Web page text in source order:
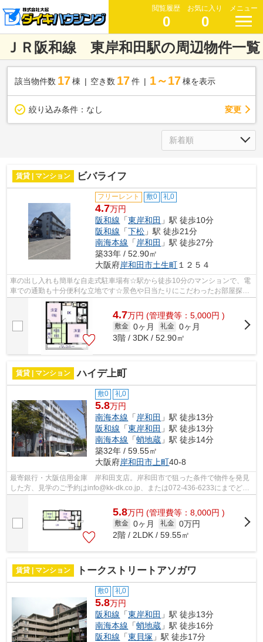
閲覧履歴
0
お気に入り
0
メニュー
ＪＲ阪和線 東岸和田駅の周辺物件一覧
該当物件数 17棟 空き数 17 件 1～17 棟を表示
絞り込み条件： なし 変更
賃貸 | マンション ビバライフ
フリーレント 敷0 礼0
4.7万円
阪和線 「東岸和田 」駅 徒歩10分
阪和線 「下松 」駅 徒歩21分
南海本線 「岸和田 」駅 徒歩27分
築33年 / 52.90㎡
大阪府岸和田市土生町１２５４
車の出し入れも簡単な自走式駐車場有☆駅から徒歩10分のマンションで、電
車での通勤も十分便利な立地です☆景色や日当たりにこだわったお部屋探し
をしている方にオススメの物件を提供し...
4.7万円 (管理費等：5,000円 )
敷金 0ヶ月 礼金 0ヶ月
3階 / 3DK / 52.90㎡
賃貸 | マンション ハイデ上町
敷0 礼0
5.8万円
南海本線 「 岸和田 」駅 徒歩13分
阪和線 「東岸和田 」駅 徒歩13分
南海本線 「蛸地蔵 」駅 徒歩14分
築32年 / 59.55㎡
大阪府岸和田市 上町40-8
最寄銀行・大阪信用金庫 岸和田支店。岸和田市で狙った条件で物件を発見
した方、見学のご予約はinfo@kk-dk.co.jp、または072-436-6233にまでどう
5.8万円 (管理費等：8,000円 )
敷金 0ヶ月 礼金 0万円
2階 / 2LDK / 59.55㎡
賃貸 | マンション トークストリートアソガワ
敷0 礼0
5.8万円
阪和線 「東岸和田 」駅 徒歩13分
南海本線 「蛸地蔵 」駅 徒歩16分
阪和線 「東貝塚 」駅 徒歩17分